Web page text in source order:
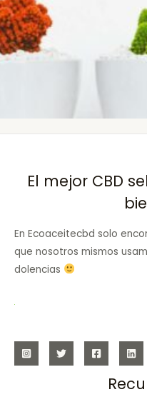
El mejor CBD
En Ecoaceitecbd solo
que nosotros mismos
dolencias